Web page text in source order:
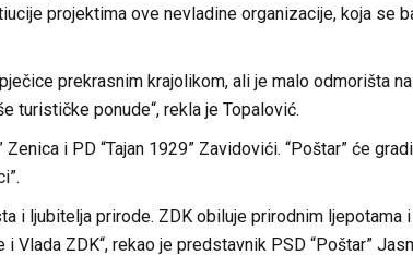
projektima ove nevladine organizacije, koja se
prekrasnim krajolikom, ali je malo odmorišta
turističke ponude“, rekla je Topalović.
i PD “Tajan 1929” Zavidovići. “Poštar” će
i ljubitelja prirode. ZDK obiluje prirodnim ljepotama
ZDK“, rekao je predstavnik PSD “Poštar”